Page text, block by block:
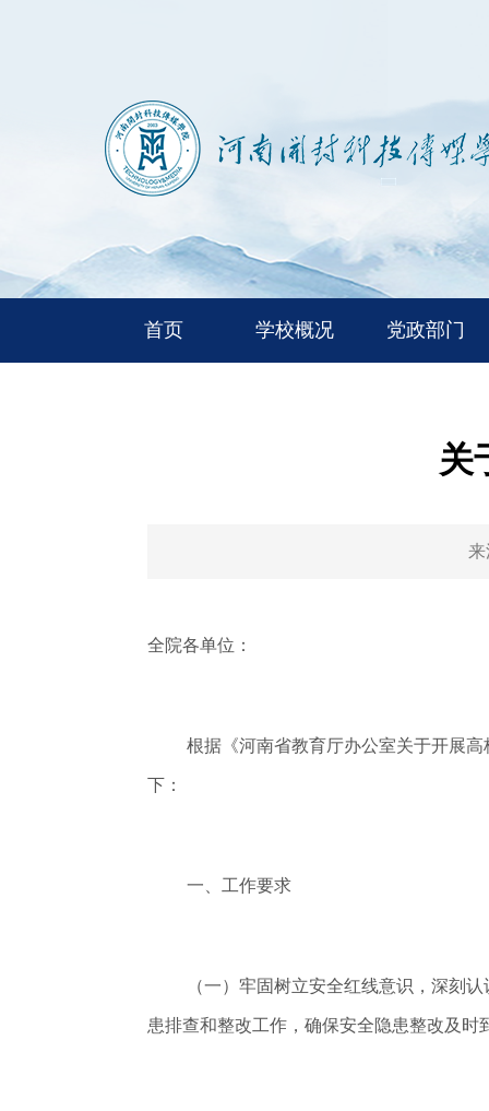
首页 学校概况 党政部门
关
来
全院各单位：
根据《河南省教育厅办公室关于开展
下：
一、工作要求
（一）牢固树立安全红线意识，深刻
患排查和整改工作，确保安全隐患整改及时